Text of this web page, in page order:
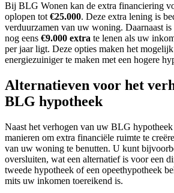
Bij BLG Wonen kan de extra financiering
oplopen tot €25.000. Deze extra lening is
verduurzamen van uw woning. Daarnaast
nog eens €9.000 extra te lenen als uw
per jaar ligt. Deze opties maken het
energiezuiniger te maken met een hogere
Alternatieven voor het
BLG hypotheek
Naast het verhogen van uw BLG
manieren om extra financiële ruimte te
van uw woning te benutten. U kunt
oversluiten, wat een alternatief is voor een
tweede hypotheek of een opeethypotheek
mits uw inkomen toereikend is.